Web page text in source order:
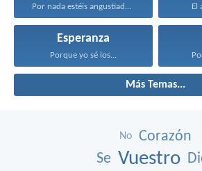
Por nada estéis angustiados... El
Esperanza
Porque yo sé los...
Más Temas...
No
Corazón
Se Vuestro